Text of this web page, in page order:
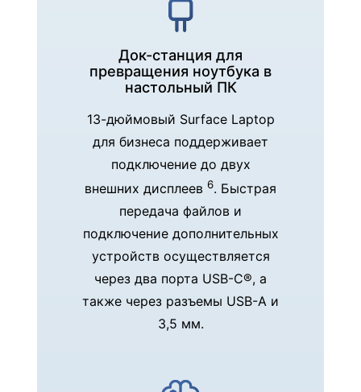
Док-станция для
превращения ноутбука в
настольный ПК
13-дюймовый Surface Laptop
для бизнеса поддерживает
подключение до двух
внешних дисплеев 6. Быстрая
передача файлов и
подключение дополнительных
устройств осуществляется
через два порта USB-C®, а
также через разъемы USB-A и
3,5 мм.